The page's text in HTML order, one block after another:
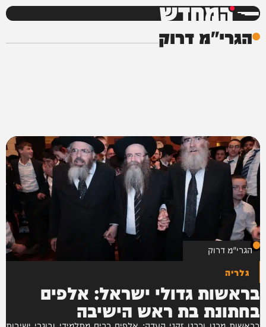
המחדש
הגרי"מ דרוק
הגרי"מ דרוק
גלריה
בראשות גדולי ישראל: אלפים
בחתונת בת ראש הישיבה